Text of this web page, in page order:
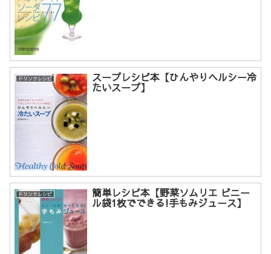
ドリンクレシピ スープレシピ本【ひんやりヘルシー冷
たいスープ】
ドリンクレシピ 簡単レシピ本【野菜ソムリエ ビニー
ル袋1枚でできる!手もみジュース】